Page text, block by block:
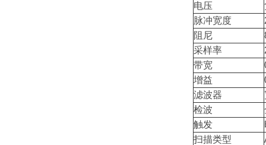
电压
脉冲宽度
阻尼
采样率
带宽
增益
滤波器
检波
触发
扫描类型